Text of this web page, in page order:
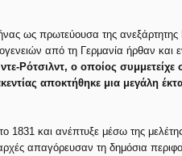
ως πρωτεύουσα της
από τη Γερμανία ήρθαν και
Ρότσιλντ, ο οποίος συμμετείχε
αποκτήθηκε μια μεγάλη
1831 και ανέπτυξε μέσω της
απαγόρευσαν τη δημόσια